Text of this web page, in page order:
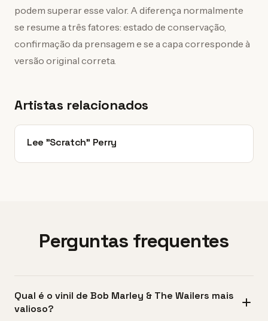
podem superar esse valor. A diferença normalmente
se resume a três fatores: estado de conservação,
confirmação da prensagem e se a capa corresponde à
versão original correta.
Artistas relacionados
Lee "Scratch" Perry
Perguntas frequentes
Qual é o vinil de Bob Marley & The Wailers mais
valioso?